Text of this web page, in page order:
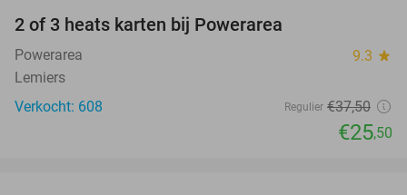
2 of 3 heats karten bij Powerarea
Powerarea 9.3 star
Lemiers
Verkocht: 608
Regulier €37,50
€25,50